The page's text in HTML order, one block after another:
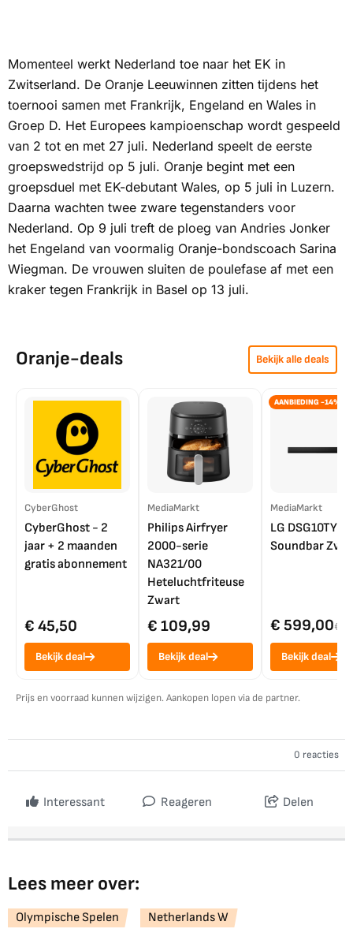
Momenteel werkt Nederland toe naar het EK in
Zwitserland. De Oranje Leeuwinnen zitten tijdens het
toernooi samen met Frankrijk, Engeland en Wales in
Groep D. Het Europees kampioenschap wordt gespeeld
van 2 tot en met 27 juli. Nederland speelt de eerste
groepswedstrijd op 5 juli. Oranje begint met een
groepsduel met EK-debutant Wales, op 5 juli in Luzern.
Daarna wachten twee zware tegenstanders voor
Nederland. Op 9 juli treft de ploeg van Andries Jonker
het Engeland van voormalig Oranje-bondscoach Sarina
Wiegman. De vrouwen sluiten de poulefase af met een
kraker tegen Frankrijk in Basel op 13 juli.
Oranje-deals Bekijk alle deals
CyberGhost
CyberGhost - 2
jaar + 2 maanden
gratis abonnement
€ 45,50
Bekijk deal
MediaMarkt
Philips Airfryer
2000-serie
NA321/00
Heteluchtfriteuse
Zwart
€ 109,99
Bekijk deal
AANBIEDING -14%
MediaMarkt
LG DSG10TY
Soundbar
€ 599,00€
Bekijk deal
Prijs en voorraad kunnen wijzigen. Aankopen lopen via de partner.
0 reacties
Interessant Reageren Delen
Lees meer over:
Olympische Spelen Netherlands W